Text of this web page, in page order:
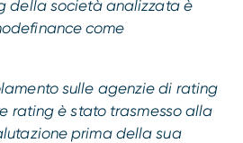
della società analizzata è
come
sulle agenzie di rating
rating è stato trasmesso alla
prima della sua